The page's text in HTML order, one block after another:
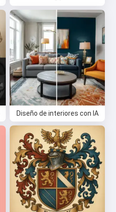
Diseño de interiores con IA